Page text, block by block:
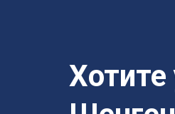
Хотите